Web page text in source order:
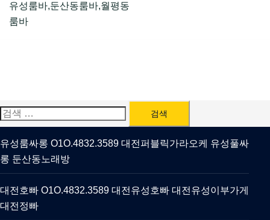
유성룸바,둔산동룸바,월평동
룸바
검
색:
유성룸싸롱 O1O.4832.3589 대전퍼블릭가라오케 유성풀싸
롱 둔산동노래방
대전호빠 O1O.4832.3589 대전유성호빠 대전유성이부가게
대전정빠